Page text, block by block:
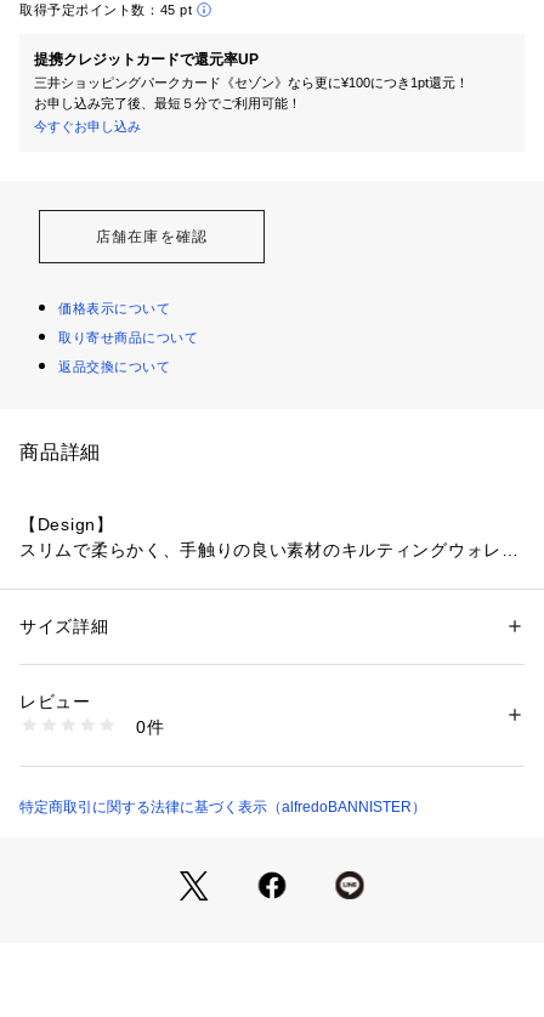
取得予定ポイント数： 45 pt
提携クレジットカードで還元率UP
三井ショッピングパークカード《セゾン》なら更に¥100につき1pt還元！
お申し込み完了後、最短５分でご利用可能！
今すぐお申し込み
店舗在庫を確認
価格表示について
取り寄せ商品について
返品交換について
商品詳細
【Design】
スリムで柔らかく、手触りの良い素材のキルティングウォレッ
デザインが上品さを惹きたてます。
柔らかい素材なので横に広げやすく、ものの出し入れがしやす
いお財布です◎
前胴:オープンポケット×3
背胴:ジップポケット×3
性別：レディース
素材：羊革
商品番号：
51475017001 （ショップ）
サイズ詳細
レビュー
0件
特定商取引に関する法律に基づく表示（alfredoBANNISTER）